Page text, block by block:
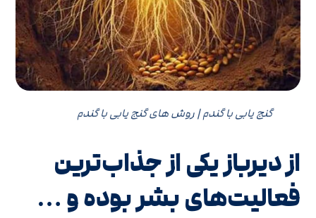
گنج یابی با گندم | روش های گنج‌ یابی با گندم
از دیرباز یکی از جذاب‌ترین
فعالیت‌های بشر بوده و …